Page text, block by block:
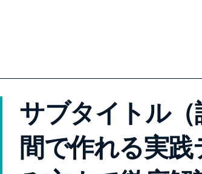
サブタイトル
間で作れる実